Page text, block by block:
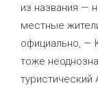
из названия —
местные
официально, —
тоже